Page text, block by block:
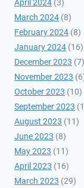
April 2024 (3)
March 2024 (8)
February 2024 (8)
January 2024 (16)
December 2023 (7)
November 2023
October 2023 (10)
September 2023
August 2023 (11)
June 2023 (8)
May 2023 (11)
April 2023 (16)
March 2023 (29)